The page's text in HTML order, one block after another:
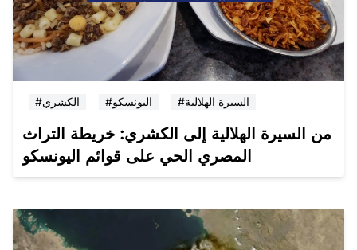
#الكشري #اليونسكو #السيرة الهلالية
من السيرة الهلالية إلى الكشري: خريطة التراث
المصري الحي على قوائم اليونسكو